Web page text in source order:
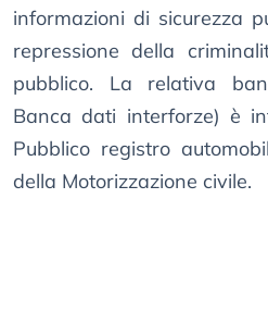
informazioni di sicurezza
repressione della
pubblico. La relativa
Banca dati interforze) è
Pubblico registro
della Motorizzazione civile.